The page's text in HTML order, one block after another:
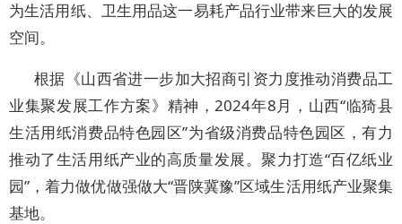
为生活用纸、卫生用品这一易耗产品行业带来巨大的发展
空间。
根据《山西省进一步加大招商引资力度推动消费品工
业集聚发展工作方案》精神，2024年8月，山西“临猗县
生活用纸消费品特色园区”为省级消费品特色园区，有力
推动了生活用纸产业的高质量发展。聚力打造“百亿纸业
园”，着力做优做强做大“晋陕冀豫”区域生活用纸产业聚集
基地。